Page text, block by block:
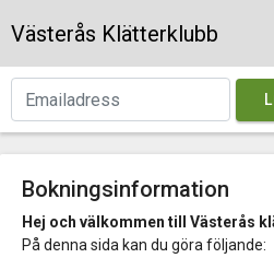
Västerås Klätterklubb
Bokningsinformation
Hej och välkommen till Västerås
På denna sida kan du göra följande: